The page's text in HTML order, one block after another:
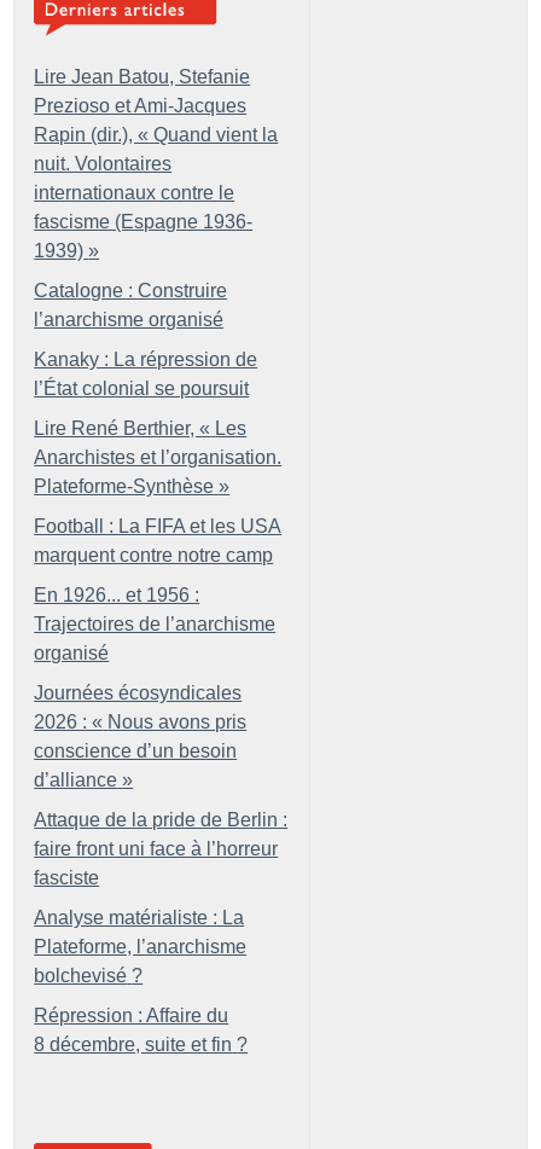
Lire Jean Batou, Stefanie
Prezioso et Ami-Jacques
Rapin (dir.), « Quand vient la
nuit. Volontaires
internationaux contre le
fascisme (Espagne 1936-
1939) »
Catalogne : Construire
l’anarchisme organisé
Kanaky : La répression de
l’État colonial se poursuit
Lire René Berthier, « Les
Anarchistes et l’organisation.
Plateforme-Synthèse »
Football : La FIFA et les USA
marquent contre notre camp
En 1926... et 1956 :
Trajectoires de l’anarchisme
organisé
Journées écosyndicales
2026 : « Nous avons pris
conscience d’un besoin
d’alliance »
Attaque de la pride de Berlin :
faire front uni face à l’horreur
fasciste
Analyse matérialiste : La
Plateforme, l’anarchisme
bolchevisé ?
Répression : Affaire du
8 décembre, suite et fin ?